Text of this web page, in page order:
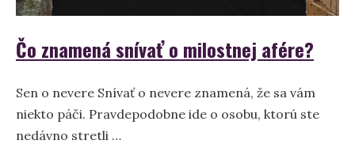
Čo znamená snívať o milostnej afére?
Sen o nevere Snívať o nevere znamená, že sa vám
niekto páči. Pravdepodobne ide o osobu, ktorú ste
nedávno stretli …